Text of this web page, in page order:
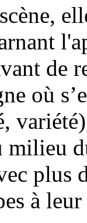
de
où
milieu
plus
à